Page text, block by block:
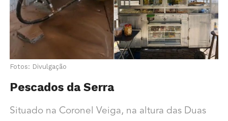
Fotos: Divulgação
Pescados da Serra
Situado na Coronel Veiga, na altura das Duas